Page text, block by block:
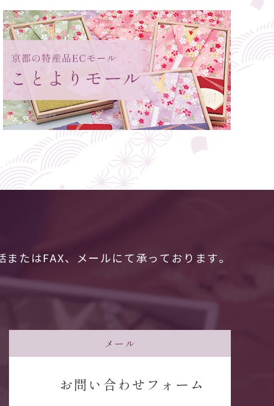
たはFAX、メールにて承っております。
メール
お問い合わせフォーム